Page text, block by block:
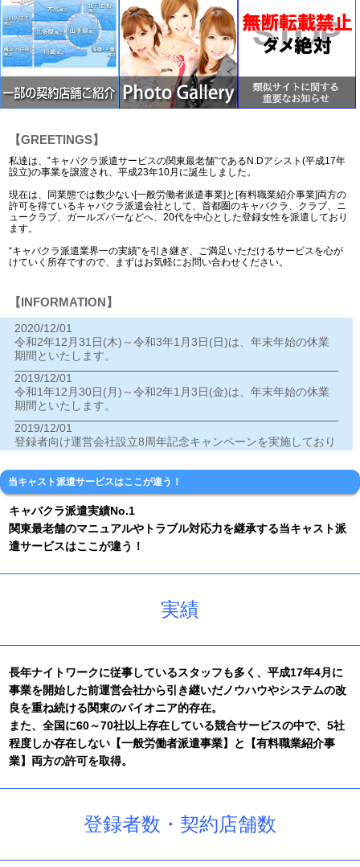
【GREETINGS】
私達は、‟キャバクラ派遣サービスの関東最老舗”であるN.Dアシスト(平成17年
設立)の事業を譲渡され、平成23年10月に誕生しました。
現在は、同業態では数少ない[一般労働者派遣事業]と[有料職業紹介事業]両方の
許可を得ているキャバクラ派遣会社として、首都圏のキャバクラ、クラブ、ニ
ュークラブ、ガールズバーなどへ、20代を中心とした登録女性を派遣しており
ます。
“キャバクラ派遣業界一の実績”を引き継ぎ、ご満足いただけるサービスを心が
けていく所存ですので、まずはお気軽にお問い合わせください。
【INFORMATION】
2020/12/01
令和2年12月31日(木)～令和3年1月3日(日)は、年末年始の休業
期間といたします。
2019/12/01
令和1年12月30日(月)～令和2年1月3日(金)は、年末年始の休業
期間といたします。
2019/12/01
登録者向け運営会社設立8周年記念キャンペーンを実施しており
2018/12/28
年末年始の休業期間は、下記のとおりとなりますのでご案内い
たします。
【平成30年12月30日(日)～平成31年1月3日(木)】
※年内の電話・メールでのお問い合せの受け付けは、29日
(土)23時までとなります。
年末年始の休業期間は、下記のとおりとなりますのでご案内い
たします。
【平成29年12月31日(日)から平成30年1月3日(水)】
※年内の電話・メールでのお問い合せの受け付けは、12月29日
(金)23時まで。
2017/12/01
運営会社設立6周年を記念し、12月は登録者の皆様へ向けたキャ
【平成28年12月31日(土)から平成29年1月3日(火)】
当キャスト派遣サービスはここが違う！
キャバクラ派遣実績No.1
関東最老舗のマニュアルやトラブル対応力を継承する当キャスト派
遣サービスはここが違う！
実績
長年ナイトワークに従事しているスタッフも多く、平成17年4月に
事業を開始した前運営会社から引き継いだノウハウやシステムの改
良を重ね続ける関東のパイオニア的存在。
また、全国に60～70社以上存在している競合サービスの中で、5社
程度しか存在しない【一般労働者派遣事業】と【有料職業紹介事
業】両方の許可を取得。
登録者数・契約店舗数